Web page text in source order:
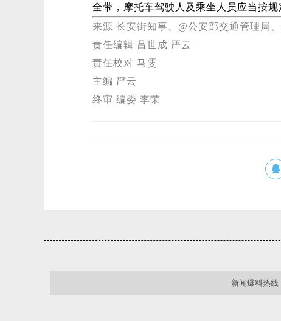
全带，摩托车驾驶人及乘坐人员应当按规
来源 长安街知事、@公安部交通管理局
责任编辑 吕世成 严云
责任校对 马雯
主编 严云
终审 编委 李荣
新闻爆料热线